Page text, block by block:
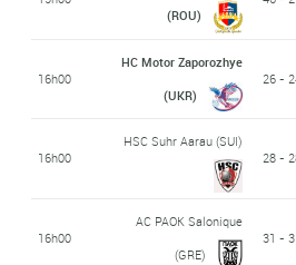
(ROU)
16h00
HC Motor Zaporozhye
(UKR)
26 -
16h00
HSC Suhr Aarau (SUI)
28 -
16h00
AC PAOK Salonique
(GRE)
31 -